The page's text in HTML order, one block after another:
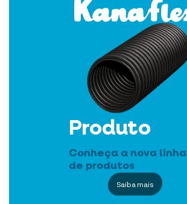
Produto
Conheça a nova linha
de produtos
Saiba mais